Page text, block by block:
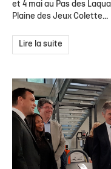
et 4 mai au Pas des
Plaine des Jeux Colette...
Lire la suite